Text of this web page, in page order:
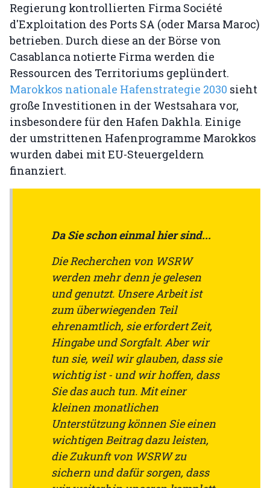
Regierung kontrollierten Firma Société
d'Exploitation des Ports SA (oder Marsa Maroc)
betrieben. Durch diese an der Börse von
Casablanca notierte Firma werden die
Ressourcen des Territoriums geplündert.
Marokkos nationale Hafenstrategie 2030 sieht
große Investitionen in der Westsahara vor,
insbesondere für den Hafen Dakhla. Einige
der umstrittenen Hafenprogramme Marokkos
wurden dabei mit EU-Steuergeldern
finanziert.
Da Sie schon einmal hier sind...
Die Recherchen von WSRW
werden mehr denn je gelesen
und genutzt. Unsere Arbeit ist
zum überwiegenden Teil
ehrenamtlich, sie erfordert Zeit,
Hingabe und Sorgfalt. Aber wir
tun sie, weil wir glauben, dass sie
wichtig ist - und wir hoffen, dass
Sie das auch tun. Mit einer
kleinen monatlichen
Unterstützung können Sie einen
wichtigen Beitrag dazu leisten,
die Zukunft von WSRW zu
sichern und dafür sorgen, dass